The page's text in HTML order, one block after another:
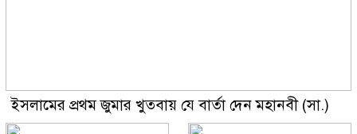
ইসলামের প্রথম জুমার খুতবায় যে বার্তা দেন মহানবী (সা.)